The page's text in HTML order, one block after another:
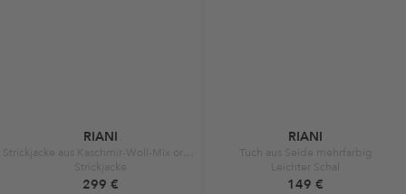
RIANI
Strickjacke
299 €
RIANI
Tuch aus Seide mehrfarbig
Leichter Schal
149 €